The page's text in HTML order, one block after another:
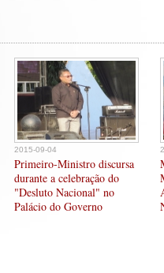
2015-09-04
Primeiro-Ministro discursa
durante a celebração do
"Desluto Nacional" no
Palácio do Governo